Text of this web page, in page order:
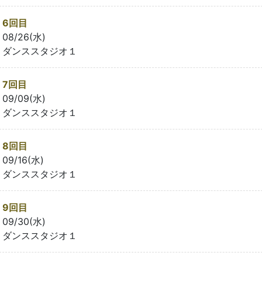
6回目
08/26(水)
ダンススタジオ１
7回目
09/09(水)
ダンススタジオ１
8回目
09/16(水)
ダンススタジオ１
9回目
09/30(水)
ダンススタジオ１